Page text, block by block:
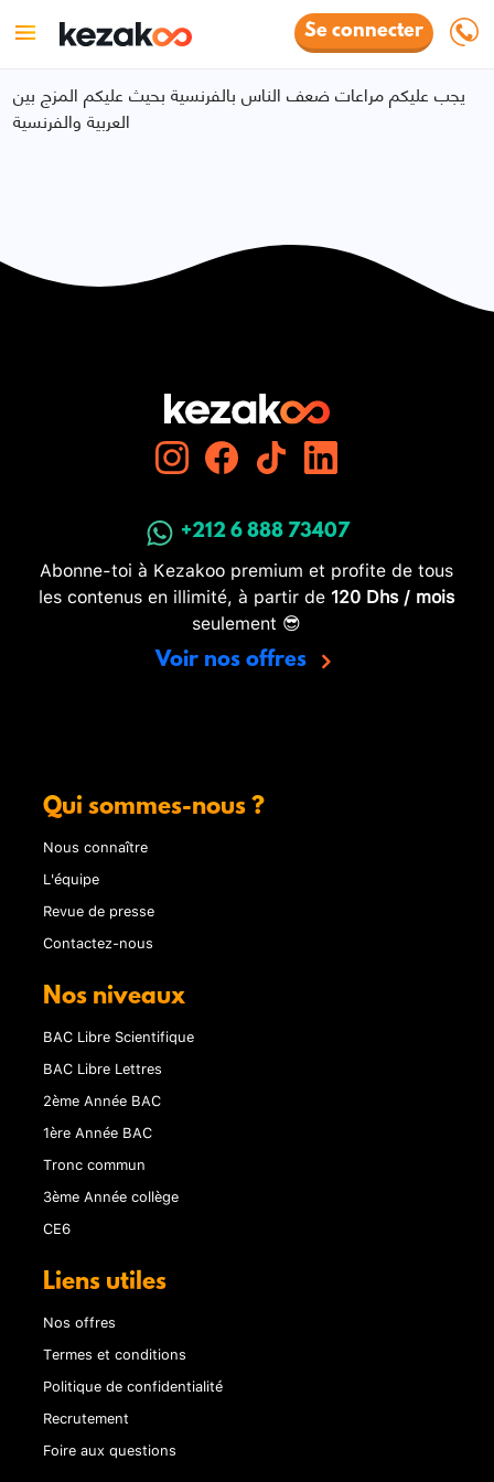
Se connecter
يجب عليكم مراعات ضعف الناس بالفرنسية بحيث عليكم المزج بين
العربية والفرنسية
+212 6 888 73407
Abonne-toi à Kezakoo premium et profite de tous
les contenus en illimité, à partir de 120 Dhs / mois
seulement 😎
Voir nos offres
Qui sommes-nous ?
Nous connaître
L'équipe
Revue de presse
Contactez-nous
Nos niveaux
BAC Libre Scientifique
BAC Libre Lettres
2ème Année BAC
1ère Année BAC
Tronc commun
3ème Année collège
CE6
Liens utiles
Nos offres
Termes et conditions
Politique de confidentialité
Recrutement
Foire aux questions